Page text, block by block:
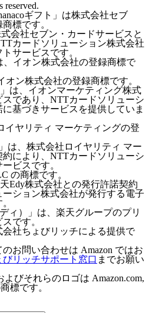
reserved.
ギフト」は株式会社セブ
標です。
会社セブン・カードサービスと
カードソリューション株式会社
サービスです。
イオン株式会社の登録商標で
ン株式会社の登録商標です。
は、イオンマーケティング株式
であり、NTTカードソリューシ
基づきサービスを提供していま
イヤリティ マーケティングの登
は、株式会社ロイヤリティ マー
により、NTTカードソリューシ
ビスです。
の商標です。
Edy株式会社との発行許諾契約
ション株式会社が発行する電子
ィ）」は、楽天グループのプリ
です。
社ちょびリッチによる提供で
お問い合わせは Amazon ではお
びリッチサポート窓口 までお願い
よびそれらのロゴは Amazon.com,
標です。